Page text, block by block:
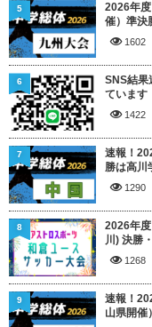
2026年
催）準決
1602
5
SNS結果
ています
1422
6
速報！
勝は高川
1290
7
2026年
川) 決勝
1268
8
速報！
山県開催
9